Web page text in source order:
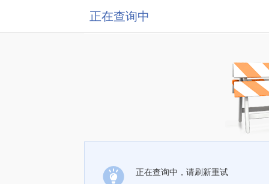
正在查询中
正在查询中，请刷新重试